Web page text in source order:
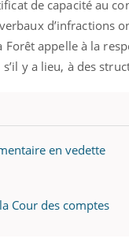
de capacité au
d’infractions
Forêt appelle à la
y a lieu, à des
en vedette
Cour des comptes